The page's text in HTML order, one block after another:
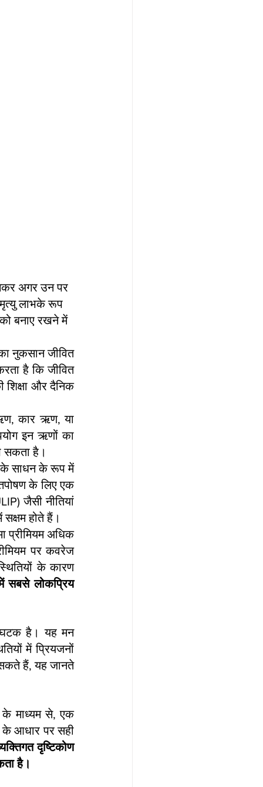
अगर उन पर
मृत्यु लाभके रूप
बनाए रखने में
नुकसान जीवित
है कि जीवित
शिक्षा और दैनिक
कार ऋण, या
इन ऋणों का
सकता है।
के साधन के रूप में
के लिए एक
जैसी नीतियां
होते हैं।
प्रीमियम अधिक
पर कवरेज
के कारण
सबसे लोकप्रिय
घटक है। यह मन
में प्रियजनों
सकते हैं, यह जानते
के माध्यम से, एक
के आधार पर सही
दृष्टिकोण
है।